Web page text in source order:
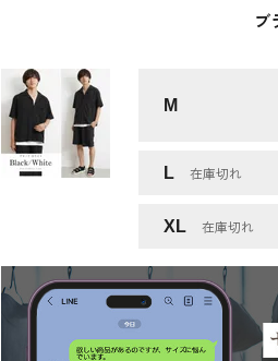
ブ
M
L 在庫切れ
XL 在庫切れ